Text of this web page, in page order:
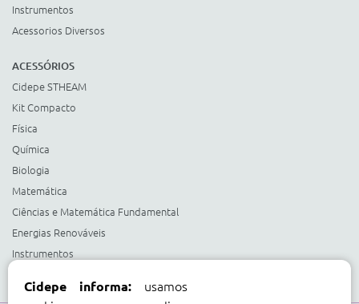
Instrumentos
Acessorios Diversos
ACESSÓRIOS
Cidepe STHEAM
Kit Compacto
Física
Química
Biologia
Matemática
Ciências e Matemática Fundamental
Energias Renováveis
Instrumentos
Cidepe informa: usamos